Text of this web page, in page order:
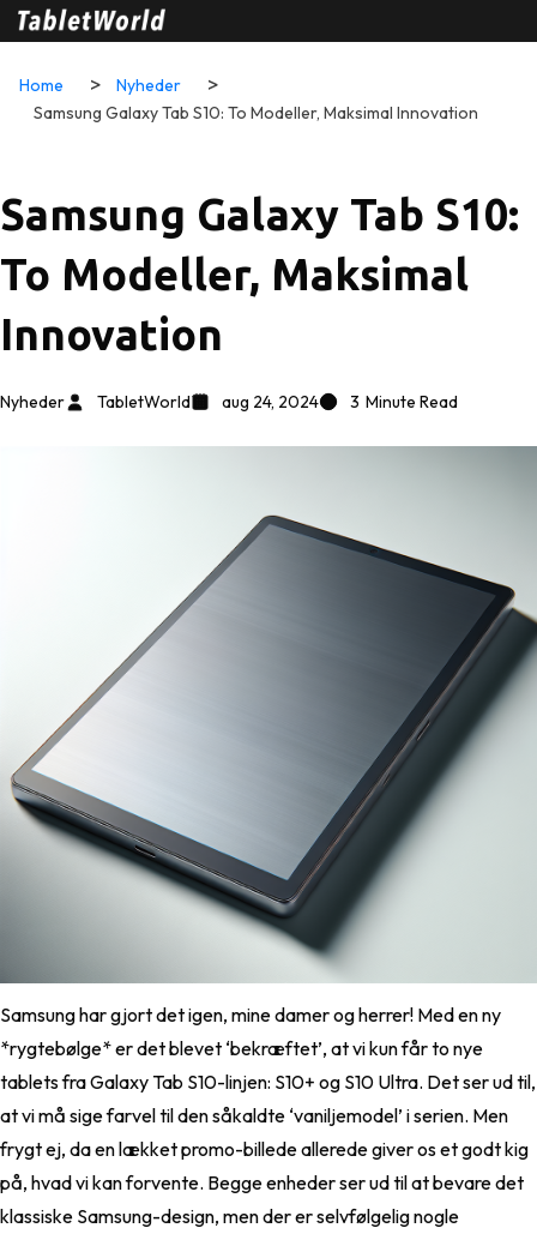
Home
Nyheder
Samsung Galaxy Tab S10: To Modeller, Maksimal Innovation
Samsung Galaxy Tab S10:
To Modeller, Maksimal
Innovation
Nyheder TabletWorld aug 24, 2024 3 Minute Read
Samsung har gjort det igen, mine damer og herrer! Med en ny
*rygtebølge* er det blevet ‘bekræftet’, at vi kun får to nye
tablets fra Galaxy Tab S10-linjen: S10+ og S10 Ultra. Det ser ud til,
at vi må sige farvel til den såkaldte ‘vaniljemodel’ i serien. Men
frygt ej, da en lækket promo-billede allerede giver os et godt kig
på, hvad vi kan forvente. Begge enheder ser ud til at bevare det
klassiske Samsung-design, men der er selvfølgelig nogle